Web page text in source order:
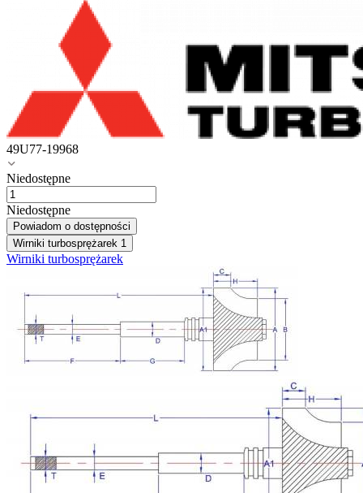
49U77-19968
Niedostępne
Niedostępne
Powiadom o dostępności
Wirniki turbosprężarek 1
Wirniki turbosprężarek